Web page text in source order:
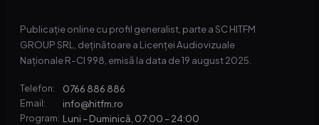
Publicație online cu profil generalist, parte a SC HITFM
GROUP SRL, deținătoare a Licenței Audiovizuale
Naționale R-CI 998, emisă la data de 19 august 2025.
Telefon: 0766 886 886
Email: info@hitfm.ro
Program: Luni – Duminică, 07:00 – 24:00